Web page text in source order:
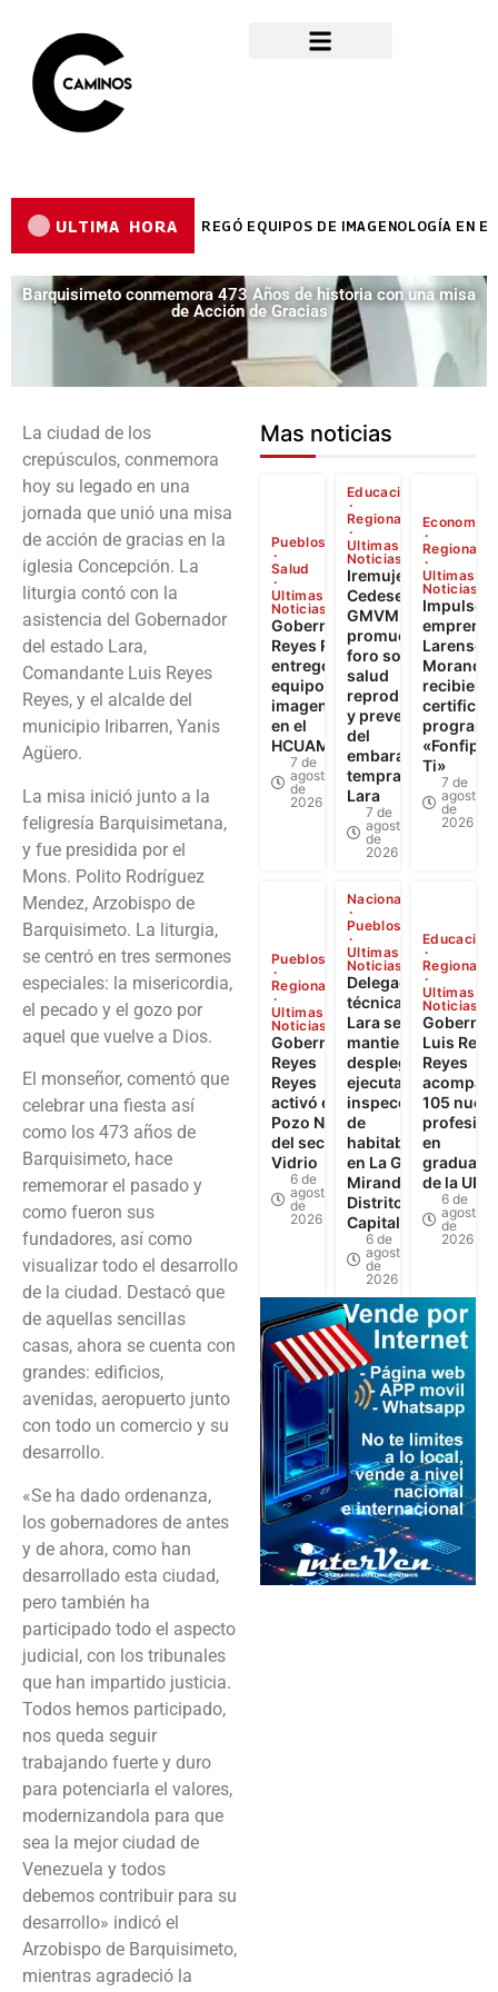
ULTIMA HORA
REYES REYES ENTREGÓ EQUIPOS DE IMAGENOLOGÍA EN EL
Barquisimeto conmemora 473 Años de historia con una misa
de Acción de Gracias
La ciudad de los
crepúsculos, conmemora
hoy su legado en una
jornada que unió una misa
de acción de gracias en la
iglesia Concepción. La
liturgia contó con la
asistencia del Gobernador
del estado Lara,
Comandante Luis Reyes
Reyes, y el alcalde del
municipio Iribarren, Yanis
Agüero.
La misa inició junto a la
feligresía Barquisimetana,
y fue presidida por el
Mons. Polito Rodríguez
Mendez, Arzobispo de
Barquisimeto. La liturgia,
se centró en tres sermones
especiales: la misericordia,
el pecado y el gozo por
aquel que vuelve a Dios.
El monseñor, comentó que
celebrar una fiesta así
como los 473 años de
Barquisimeto, hace
rememorar el pasado y
como fueron sus
fundadores, así como
visualizar todo el desarrollo
de la ciudad. Destacó que
de aquellas sencillas
casas, ahora se cuenta con
grandes: edificios,
avenidas, aeropuerto junto
con todo un comercio y su
desarrollo.
«Se ha dado ordenanza,
los gobernadores de antes
y de ahora, como han
desarrollado esta ciudad,
pero también ha
participado todo el aspecto
judicial, con los tribunales
que han impartido justicia.
Todos hemos participado,
nos queda seguir
trabajando fuerte y duro
para potenciarla el valores,
modernizandola para que
sea la mejor ciudad de
Venezuela y todos
debemos contribuir para su
desarrollo» indicó el
Arzobispo de Barquisimeto,
mientras agradeció la
Mas noticias
Pueblos
Salud
Ultimas
Noticias
Gobernador
Reyes Reyes
entregó
equipos de
imagenología
en el
HCUAMP
7 de
agosto
de
2026
Educación
Regional
Ultimas
Noticias
Iremujer,
Cedesex y
GMVM
promueven
foro sobre
salud
reproductiva
y prevención
del
embarazo
temprano en
Lara
7 de
agosto
de
2026
Economía
Regional
Ultimas
Noticias
Impulso
Larense:
programa
«Fonfip
Ti»
7 de
agosto
de
2026
Pueblos
Regional
Ultimas
Noticias
Gobernador
Reyes
Reyes
activó el
Pozo N°3
del sector El
Vidrio
6 de
agosto
de
2026
Nacional
Pueblos
Ultimas
Noticias
Delegación
técnica de
Lara se
mantiene
desplegada y
ejecuta 622
inspecciones
de
habitabilidad
en La Guaira,
Miranda y
Distrito
Capital
6 de
agosto
de
2026
Educación
Regional
Ultimas
Noticias
Luis
Reyes
105
en
de la
6 de
agosto
de
2026